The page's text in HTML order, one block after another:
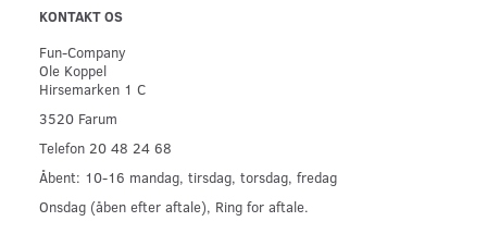
KONTAKT OS
Fun-Company
Ole Koppel
Hirsemarken 1 C
3520 Farum
Telefon 20 48 24 68
Åbent: 10-16 mandag, tirsdag, torsdag, fredag
Onsdag (åben efter aftale), Ring for aftale.